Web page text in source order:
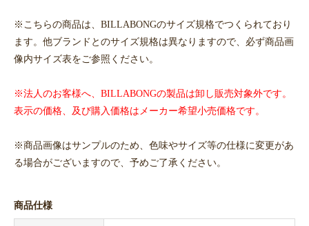
※こちらの商品は、BILLABONGのサイズ規格でつくられており
ます。他ブランドとのサイズ規格は異なりますので、必ず商品画
像内サイズ表をご参照ください。
※法人のお客様へ、BILLABONGの製品は卸し販売対象外です。
表示の価格、及び購入価格はメーカー希望小売価格です。
※商品画像はサンプルのため、色味やサイズ等の仕様に変更があ
る場合がございますので、予めご了承ください。
商品仕様